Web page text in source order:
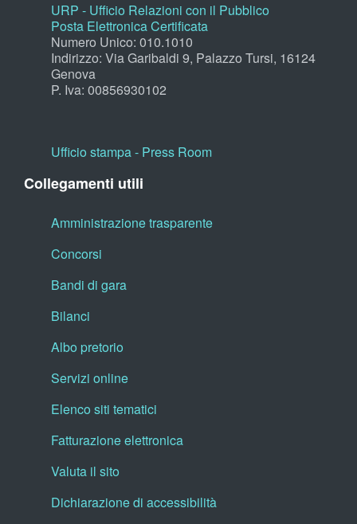
URP - Ufficio Relazioni con il Pubblico
Posta Elettronica Certificata
Numero Unico: 010.1010
Indirizzo: Via Garibaldi 9, Palazzo Tursi, 16124
Genova
P. Iva: 00856930102
Ufficio stampa - Press Room
Collegamenti utili
Amministrazione trasparente
Concorsi
Bandi di gara
Bilanci
Albo pretorio
Servizi online
Elenco siti tematici
Fatturazione elettronica
Valuta il sito
Dichiarazione di accessibilità